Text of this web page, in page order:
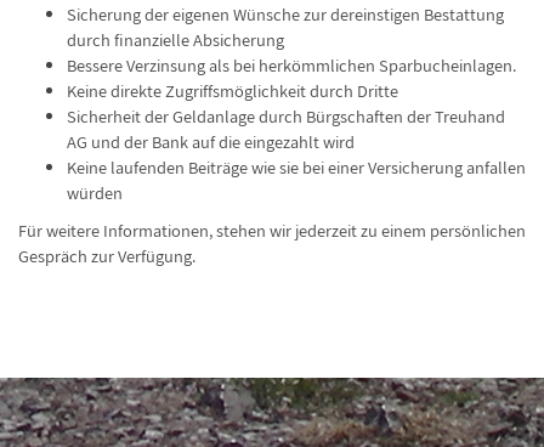
Sicherung der eigenen Wünsche zur dereinstigen Bestattung
durch finanzielle Absicherung
Bessere Verzinsung als bei herkömmlichen Sparbucheinlagen.
Keine direkte Zugriffsmöglichkeit durch Dritte
Sicherheit der Geldanlage durch Bürgschaften der Treuhand
AG und der Bank auf die eingezahlt wird
Keine laufenden Beiträge wie sie bei einer Versicherung anfallen
würden
Für weitere Informationen, stehen wir jederzeit zu einem persönlichen
Gespräch zur Verfügung.